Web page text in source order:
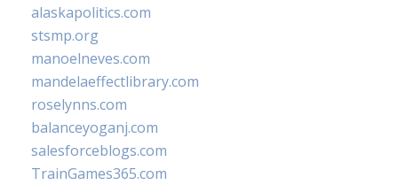
alaskapolitics.com
stsmp.org
manoelneves.com
mandelaeffectlibrary.com
roselynns.com
balanceyoganj.com
salesforceblogs.com
TrainGames365.com